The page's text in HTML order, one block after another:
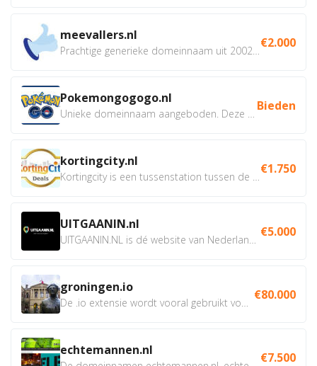
meevallers.nl €2.000
Pokemongogogo.nl Bieden
kortingcity.nl €1.750
UITGAANIN.nl €5.000
groningen.io €80.000
echtemannen.nl €7.500